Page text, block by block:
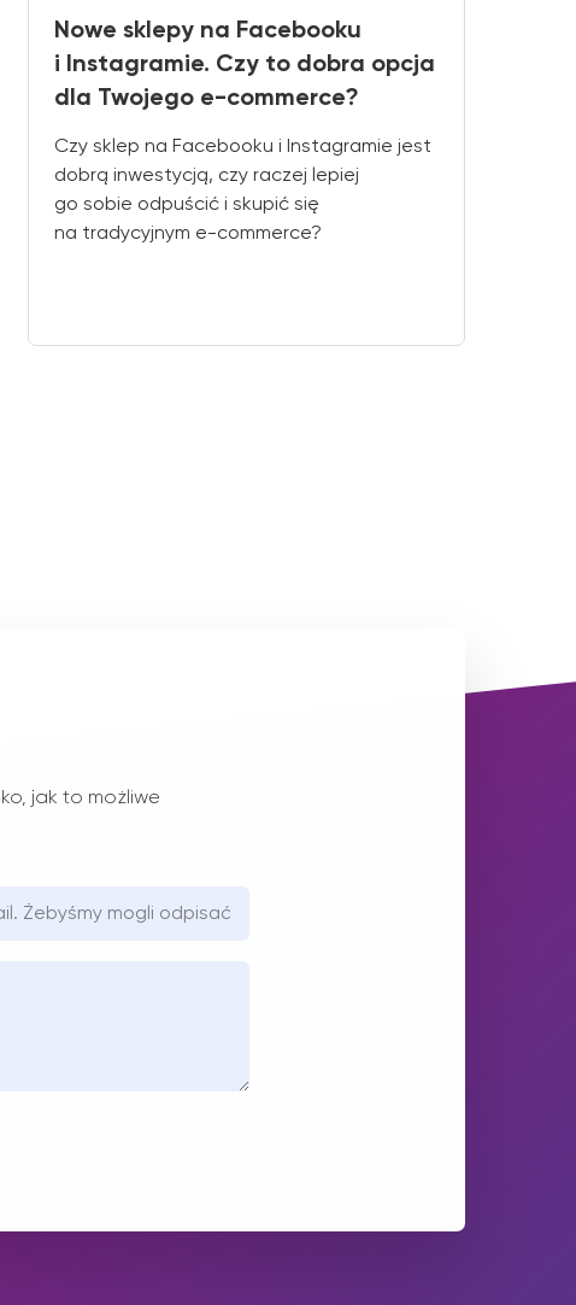
Nowe sklepy na Facebooku
i Instagramie. Czy to dobra opcja
dla Twojego e-commerce?
Czy sklep na Facebooku i Instagramie jest
dobrą inwestycją, czy raczej lepiej
go sobie odpuścić i skupić się
na tradycyjnym e-commerce?
jak to możliwe